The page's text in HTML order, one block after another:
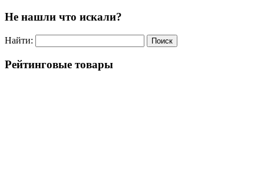
Не нашли что искали?
Найти:
Рейтинговые товары